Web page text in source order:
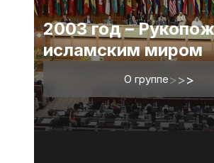
2003 год –
исламским миром
О группе>>>